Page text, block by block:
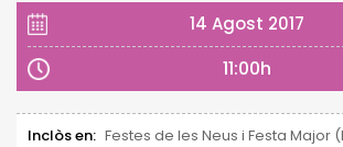
14 Agost 2017
11:00h
Inclòs en: Festes de les Neus i Festa Major